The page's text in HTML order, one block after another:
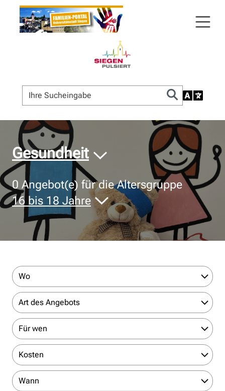
© Bildnachweis
Gesundheit
0 Angebot(e) für die Altersgruppe
16 bis 18 Jahre
Wo
Art des Angebots
Für wen
Kosten
Wann